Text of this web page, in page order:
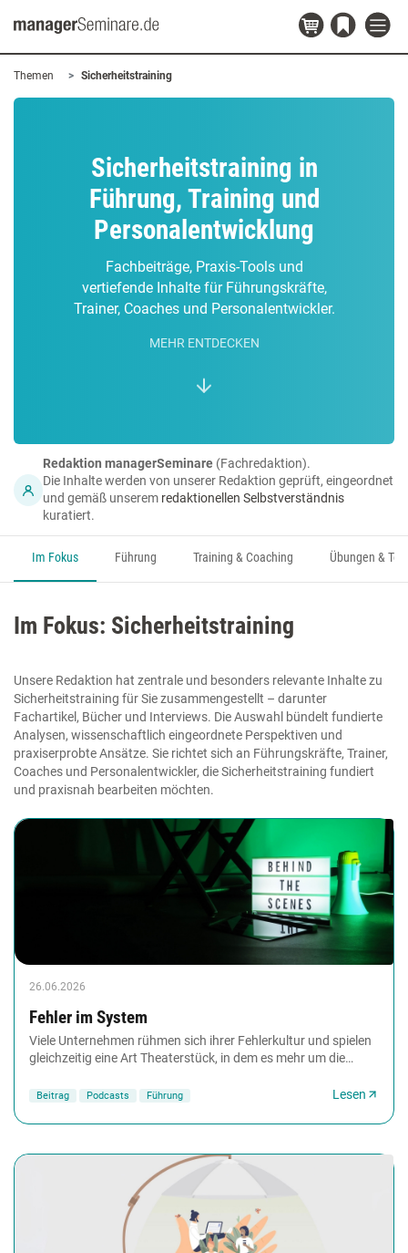
Themen Sicherheitstraining
Sicherheitstraining in
Führung, Training und
Personalentwicklung
Fachbeiträge, Praxis-Tools und
vertiefende Inhalte für Führungskräfte,
Trainer, Coaches und Personalentwickler.
MEHR ENTDECKEN
Redaktion managerSeminare (Fachredaktion).
Die Inhalte werden von unserer Redaktion geprüft, eingeordnet
und gemäß unserem redaktionellen Selbstverständnis
kuratiert.
Im Fokus Führung Training & Coaching Übungen &
Im Fokus: Sicherheitstraining
Unsere Redaktion hat zentrale und besonders relevante Inhalte zu
Sicherheitstraining für Sie zusammengestellt – darunter
Fachartikel, Bücher und Interviews. Die Auswahl bündelt fundierte
Analysen, wissenschaftlich eingeordnete Perspektiven und
praxiserprobte Ansätze. Sie richtet sich an Führungskräfte, Trainer,
Coaches und Personalentwickler, die Sicherheitstraining fundiert
und praxisnah bearbeiten möchten.
26.06.2026
Fehler im System
Viele Unternehmen rühmen sich ihrer Fehlerkultur und spielen
gleichzeitig eine Art Theaterstück, in dem es mehr um die
Beitrag Podcasts Führung Lesen